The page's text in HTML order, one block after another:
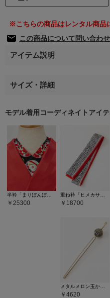
この商品について問い合わ
アイテム説明
サイズ・詳細
モデル着用コーディネイトアイ
25300 18700
4620
※こちらの商品はレンタル商品